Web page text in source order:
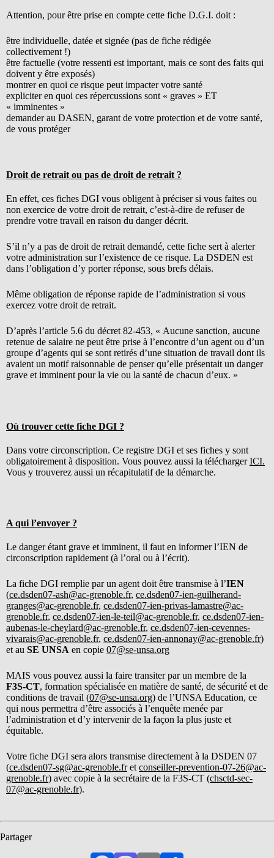
Attention, pour être prise en compte cette fiche D.G.I. doit :
être individuelle, datée et signée (pas de fiche rédigée
collectivement !)
être factuelle (votre ressenti est important, mais ce sont des faits qui
doivent y être exposés)
montrer en quoi ce risque peut impacter votre santé
expliciter en quoi ces répercussions sont « graves » ET
« imminentes »
demander au DASEN, garant de votre protection et de votre santé,
de vous protéger
Droit de retrait ou pas de droit de retrait ?
En effet, ces fiches DGI vous obligent à préciser si vous faites ou
non exercice de votre droit de retrait, c’est-à-dire de refuser de
prendre votre travail en raison du danger décrit.
S’il n’y a pas de droit de retrait demandé, cette fiche sert à alerter
votre administration sur l’existence de ce risque. La DSDEN est
dans l’obligation d’y porter réponse, sous brefs délais.
Même obligation de réponse rapide de l’administration si vous
exercez votre droit de retrait.
D’après l’article 5.6 du décret 82-453, « Aucune sanction, aucune
retenue de salaire ne peut être prise à l’encontre d’un agent ou d’un
groupe d’agents qui se sont retirés d’une situation de travail dont ils
avaient un motif raisonnable de penser qu’elle présentait un danger
grave et imminent pour la vie ou la santé de chacun d’eux. »
Où trouver cette fiche DGI ?
Dans votre circonscription. Ce registre DGI et ses fiches y sont
obligatoirement à disposition. Vous pouvez aussi la téléchargerICI.
Vous y trouverez aussi un récapitulatif de la démarche.
A qui l’envoyer ?
Le danger étant grave et imminent, il faut en informer l’IEN de
circonscription rapidement (à l’oral ou à l’écrit).
La fiche DGI remplie par un agent doit être transmise à l’IEN
(ce.dsden07-ash@ac-grenoble.fr, ce.dsden07-ien-guilherand-
granges@ac-grenoble.fr, ce.dsden07-ien-privas-lamastre@ac-
grenoble.fr, ce.dsden07-ien-le-teil@ac-grenoble.fr, ce.dsden07-ien-
aubenas-le-cheylard@ac-grenoble.fr, ce.dsden07-ien-cevennes-
vivarais@ac-grenoble.fr, ce.dsden07-ien-annonay@ac-grenoble.fr)
et au SE UNSA en copie 07@se-unsa.org
MAIS vous pouvez aussi la faire transiter par un membre de la
F3S-CT, formation spécialisée en matière de santé, de sécurité et de
conditions de travail (07@se-unsa.org) de l’UNSA Education, ce
qui nous permettra d’être associés à l’enquête menée par
l’administration et d’y intervenir de la façon la plus juste et
équitable.
Votre fiche DGI sera alors transmise directement à la DSDEN 07
(ce.dsden07-sg@ac-grenoble.fret conseiller-prevention-07-26@ac-
grenoble.fr) avec copie à la secrétaire de la F3S-CT (chsctd-sec-
07@ac-grenoble.fr).
Partager